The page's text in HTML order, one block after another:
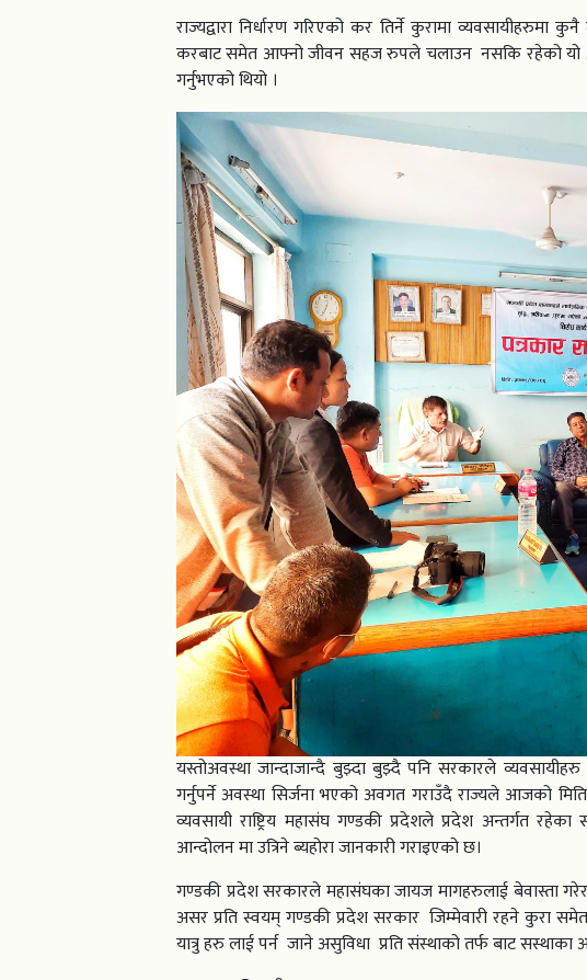
राज्यद्वारा निर्धारण गरिएको कर तिर्ने कुरामा
करबाट समेत आफ्नो जीवन सहज रुपले चलाउन नसकि रहेको यो
गर्नुभएको थियो ।
यस्तोअवस्था जान्दाजान्दै बुझ्दा बुझ्दै पनि सरकारले
गर्नुपर्ने अवस्था सिर्जना भएको अवगत गराउँदै राज्यले आजको मिति
व्यवसायी राष्ट्रिय महासंघ गण्डकी प्रदेशले प्रदेश अन्तर्गत
आन्दोलन मा उत्रिने ब्यहोरा जानकारी गराइएको छ।
गण्डकी प्रदेश सरकारले महासंघका जायज मागहरुलाई बेवास्ता
असर प्रति स्वयम् गण्डकी प्रदेश सरकार जिम्मेवारी रहने कुरा
यात्रु हरु लाई पर्न जाने असुविधा प्रति संस्थाको तर्फ बाट सस्थाका